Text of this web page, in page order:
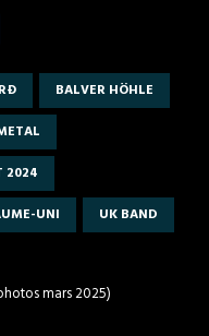
ar
ta
g
er
BALVER HÖHLE
2024
UNI UK BAND
mars 2025)